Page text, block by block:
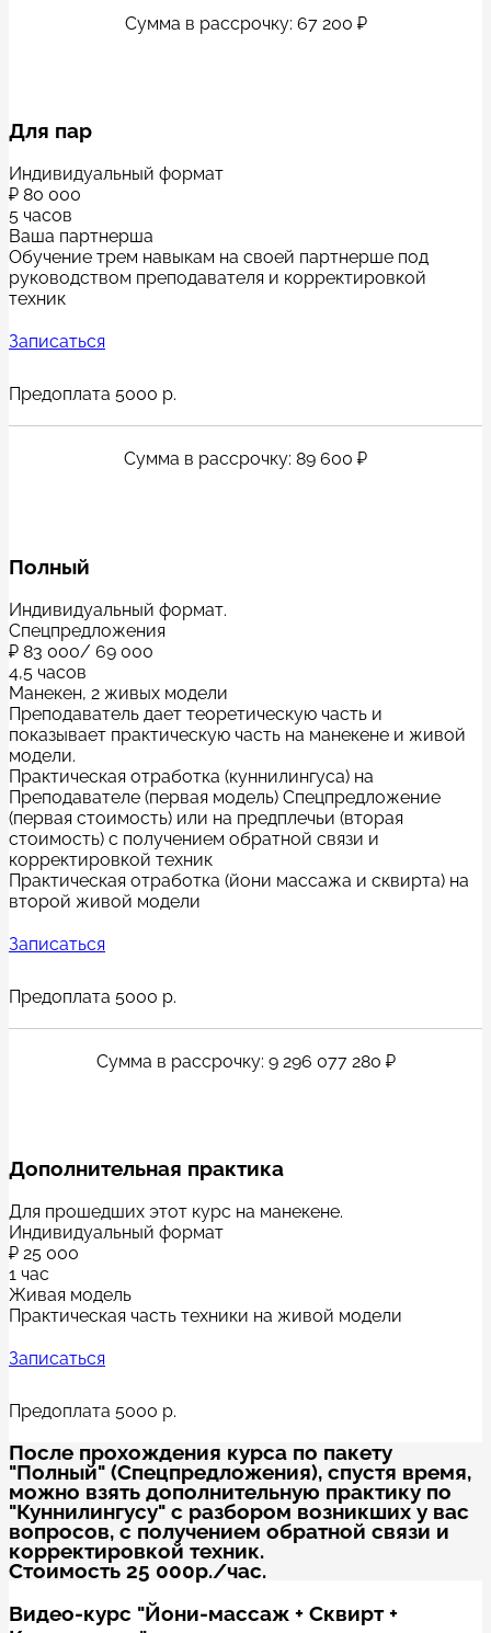
Сумма в рассрочку: 67 200 ₽
Для пар
Индивидуальный формат
₽ 80 000
5 часов
Ваша партнерша
Обучение трем навыкам на своей партнерше под
руководством преподавателя и корректировкой
техник
Записаться
Предоплата 5000 р.
Сумма в рассрочку: 89 600 ₽
Полный
Индивидуальный формат.
Спецпредложения
₽ 83 000/ 69 000
4,5 часов
Манекен, 2 живых модели
Преподаватель дает теоретическую часть и
показывает практическую часть на манекене и живой
модели.
Практическая отработка (куннилингуса) на
Преподавателе (первая модель) Спецпредложение
(первая стоимость) или на предплечьи (вторая
стоимость) с получением обратной связи и
корректировкой техник
Практическая отработка (йони массажа и сквирта) на
второй живой модели
Записаться
Предоплата 5000 р.
Сумма в рассрочку: 9 296 077 280 ₽
Дополнительная практика
Для прошедших этот курс на манекене.
Индивидуальный формат
₽ 25 000
1 час
Живая модель
Практическая часть техники на живой модели
Записаться
Предоплата 5000 р.
После прохождения курса по пакету
"Полный" (Спецпредложения), спустя время,
можно взять дополнительную практику по
"Куннилингусу" с разбором возникших у вас
вопросов, с получением обратной связи и
корректировкой техник.
Стоимость 25 000р./час.
Видео-курс "Йони-массаж + Сквирт +